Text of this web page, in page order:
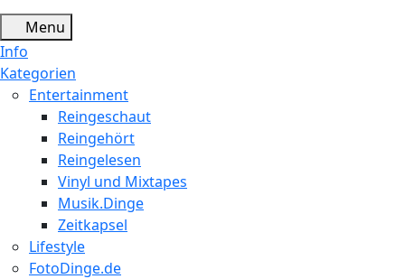
Menu
Info
Kategorien
Entertainment
Reingeschaut
Reingehört
Reingelesen
Vinyl und Mixtapes
Musik.Dinge
Zeitkapsel
Lifestyle
FotoDinge.de